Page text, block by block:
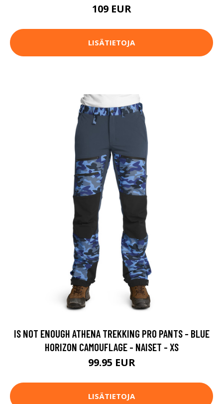
109 EUR
LISÄTIETOJA
IS NOT ENOUGH ATHENA TREKKING PRO PANTS - BLUE
HORIZON CAMOUFLAGE - NAISET - XS
99.95 EUR
LISÄTIETOJA